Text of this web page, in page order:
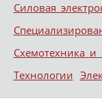
Силовая
Схемотехника и
Технологии